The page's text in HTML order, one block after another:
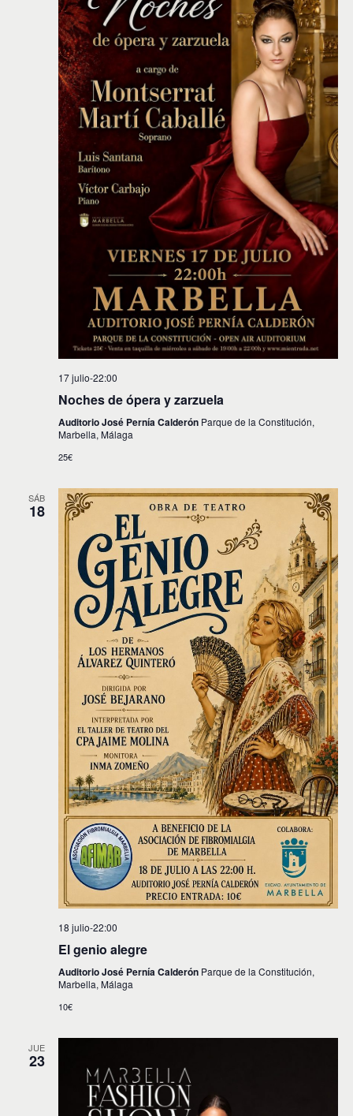
17 julio-22:00
Noches de ópera y zarzuela
Auditorio José Pernía Calderón Parque de la Constitución,
Marbella, Málaga
25€
SÁB
18
18 julio-22:00
El genio alegre
Auditorio José Pernía Calderón Parque de la Constitución,
Marbella, Málaga
10€
JUE
23